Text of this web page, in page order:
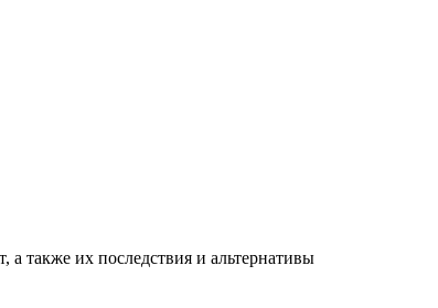
также их последствия и альтернативы